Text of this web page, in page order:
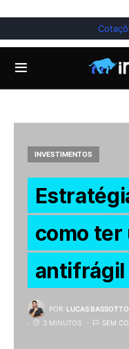
INVESTIMENTOS
como ter
antifrágil
POR LUCAS BASSOTTO
3 MINUTOS
SEM